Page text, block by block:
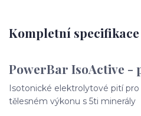
Kompletní specifikace
PowerBar IsoActive -
Isotonické elektrolytové pití
tělesném výkonu s 5ti minerály